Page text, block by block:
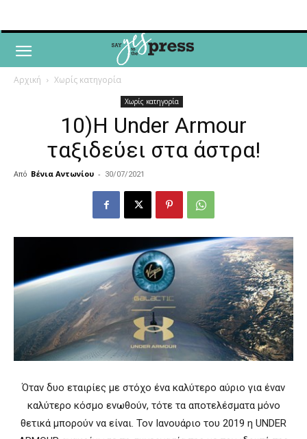
Αρχική Χωρίς κατηγορία
Χωρίς κατηγορία
10)Η Under Armour
ταξιδεύει στα άστρα!
Από Βένια Αντωνίου - 30/07/2021
Όταν δυο εταιρίες με στόχο ένα καλύτερο αύριο για έναν
καλύτερο κόσμο ενωθούν, τότε τα αποτελέσματα μόνο
θετικά μπορούν να είναι. Τον Ιανουάριο του 2019 η UNDER